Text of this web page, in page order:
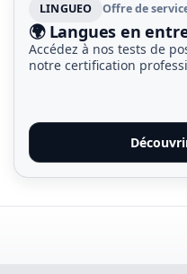
LINGUEO Offre de
🌍 Langues en
Accédez à nos tests de
notre certification